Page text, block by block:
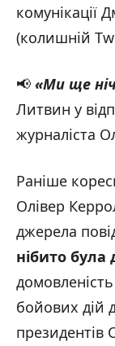
комунікації
(колишній
📢 «Ми ще
Литвин у
журналіста
Раніше
Олівер
джерела
нібито була
бойових дій